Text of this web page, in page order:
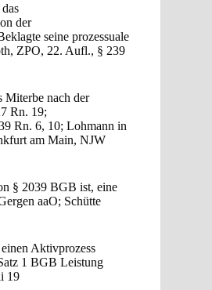
der
seine prozessuale
ZPO, 22. Aufl., § 239
Miterbe nach der
Rn. 19;
Rn. 6, 10; Lohmann in
am Main, NJW
§ 2039 BGB ist, eine
aaO; Schütte
Aktivprozess
1 BGB Leistung
19